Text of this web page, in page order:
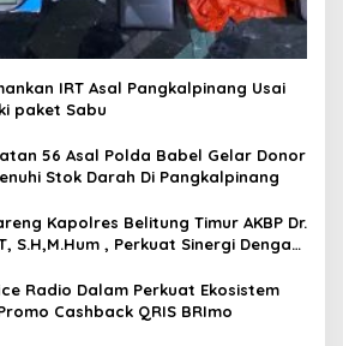
IRT Asal Pangkalpinang Usai
paket Sabu
56 Asal Polda Babel Gelar Donor
Stok Darah Di Pangkalpinang
Kapolres Belitung Timur AKBP Dr.
S.H,M.Hum , Perkuat Sinergi Dengan
Radio Dalam Perkuat Ekosistem
Cashback QRIS BRImo